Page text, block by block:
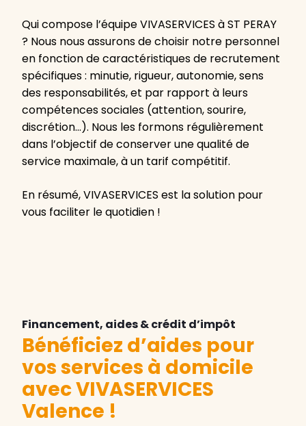
Qui compose l’équipe VIVASERVICES à ST PERAY
? Nous nous assurons de choisir notre personnel
en fonction de caractéristiques de recrutement
spécifiques : minutie, rigueur, autonomie, sens
des responsabilités, et par rapport à leurs
compétences sociales (attention, sourire,
discrétion…). Nous les formons régulièrement
dans l’objectif de conserver une qualité de
service maximale, à un tarif compétitif.
En résumé, VIVASERVICES est la solution pour
vous faciliter le quotidien !
Financement, aides & crédit d’impôt
Bénéficiez d’aides pour
vos services à domicile
avec VIVASERVICES
Valence !